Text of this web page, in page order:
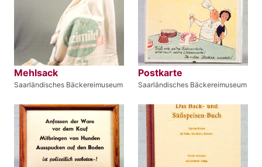
Mehlsack
Saarländisches Bäckereimuseum
Postkarte
Saarländisches Bäckereimuseum